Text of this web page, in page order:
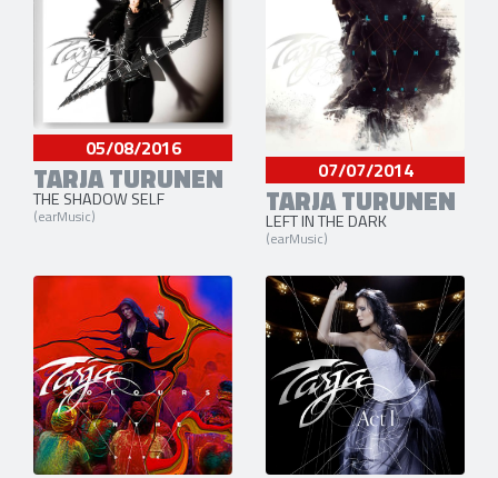
05/08/2016
TARJA TURUNEN
THE SHADOW SELF
(earMusic)
07/07/2014
TARJA TURUNEN
LEFT IN THE DARK
(earMusic)